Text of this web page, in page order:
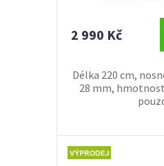
2 990 Kč
Délka 220 cm,
28 mm,